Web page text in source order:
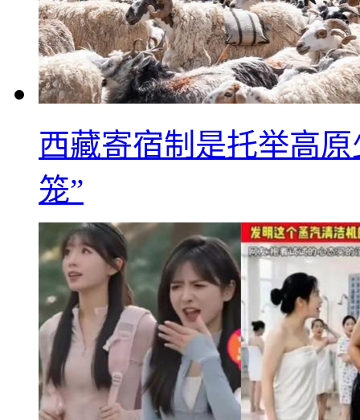
西藏寄宿制是托举高
笼”